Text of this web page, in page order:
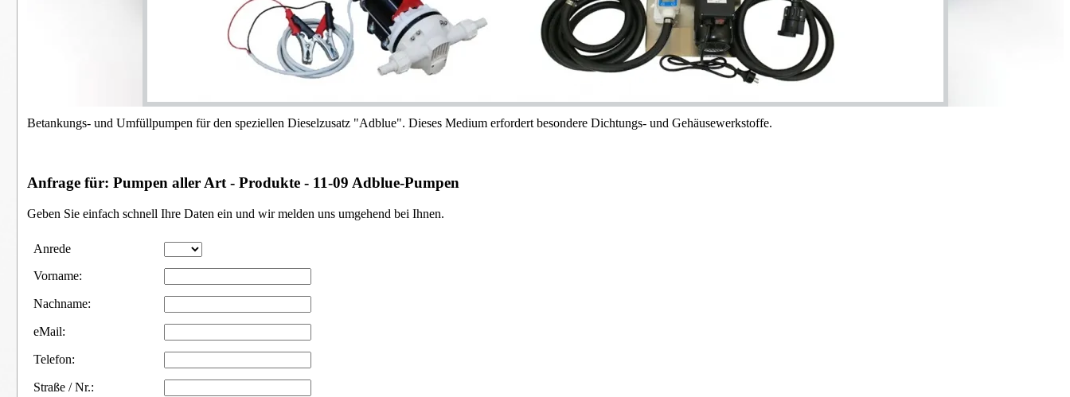
Betankungs- und Umfüllpumpen für den speziellen Dieselzusatz "Adblue". Dieses Medium erfordert besondere Dichtungs- und Gehäusewerkstoffe.
Anfrage für: Pumpen aller Art - Produkte - 11-09 Adblue-Pumpen
Geben Sie einfach schnell Ihre Daten ein und wir melden uns umgehend bei Ihnen.
Anrede
Vorname:
Nachname:
eMail:
Telefon:
Straße / Nr.:
Anfrageformular